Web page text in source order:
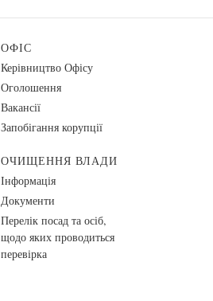
ОФІС
Керівництво Офісу
Оголошення
Вакансії
Запобігання корупції
ОЧИЩЕННЯ ВЛАДИ
Інформація
Документи
Перелік посад та осіб,
щодо яких проводиться
перевірка